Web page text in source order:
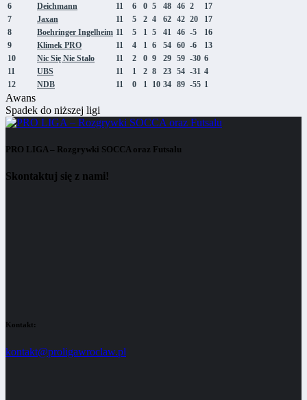
6
Deichmann 11 6 0 5 48 46 2
17
7
Jaxan 11 5 2 4 62 42 20
17
8
Boehringer Ingelheim 11 5 1 5 41 46 -5
16
9
Klimek PRO 11 4 1 6 54 60 -6
13
10
Nic Się Nie Stało 11 2 0 9 29 59 -30 6
11
UBS 11 1 2 8 23 54 -31 4
12
NDB 11 0 1 10 34 89 -55 1
Awans
Spadek do niższej ligi
PRO LIGA – Rozgrywki SOCCA oraz Futsalu
Skontaktuj się z nami!
Kontakt:
kontakt@proligawroclaw.pl